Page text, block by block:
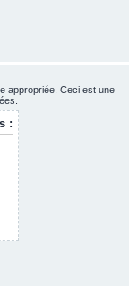
appropriée. Ceci est une
: